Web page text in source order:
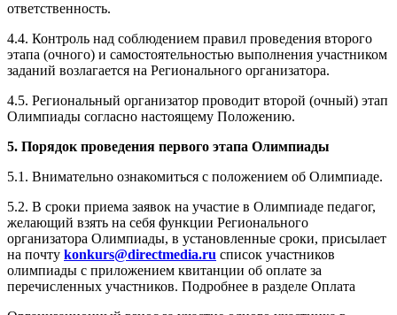
ответственность.
4.4. Контроль над соблюдением правил проведения второго
этапа (очного) и самостоятельностью выполнения участником
заданий возлагается на Регионального организатора.
4.5. Региональный организатор проводит второй (очный) этап
Олимпиады согласно настоящему Положению.
5. Порядок проведения первого этапа Олимпиады
5.1. Внимательно ознакомиться с положением об Олимпиаде.
5.2. В сроки приема заявок на участие в Олимпиаде педагог,
желающий взять на себя функции Регионального
организатора Олимпиады, в установленные сроки, присылает
на почту konkurs@directmedia.ru список участников
олимпиады с приложением квитанции об оплате за
перечисленных участников. Подробнее в разделе Оплата